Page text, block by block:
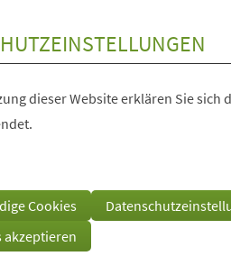
dieser Website erklären Sie sich
Cookies
akzeptieren